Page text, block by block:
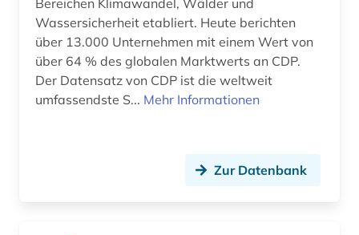
Bereichen Klimawandel, Wälder und
Wassersicherheit etabliert. Heute berichten
über 13.000 Unternehmen mit einem Wert von
über 64 % des globalen Marktwerts an CDP.
Der Datensatz von CDP ist die weltweit
umfassendste S... Mehr Informationen
Zur Datenbank